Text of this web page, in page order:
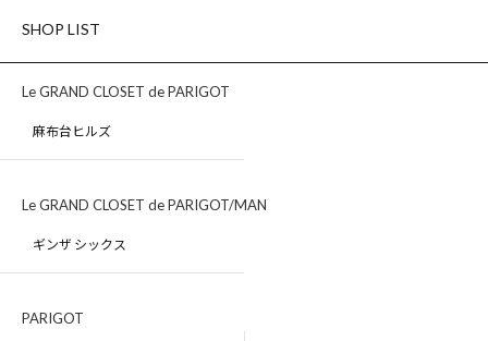
SHOP LIST
Le GRAND CLOSET de PARIGOT
麻布台ヒルズ
Le GRAND CLOSET de PARIGOT/MAN
ギンザ シックス
PARIGOT